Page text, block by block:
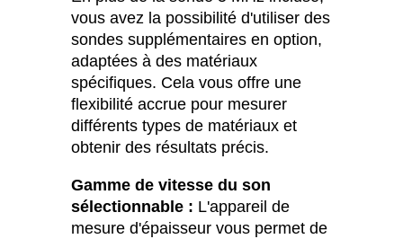
vous avez la possibilité d'utiliser des
sondes supplémentaires en option,
adaptées à des matériaux
spécifiques. Cela vous offre une
flexibilité accrue pour mesurer
différents types de matériaux et
obtenir des résultats précis.
Gamme de vitesse du son
sélectionnable : L'appareil de
mesure d'épaisseur vous permet de